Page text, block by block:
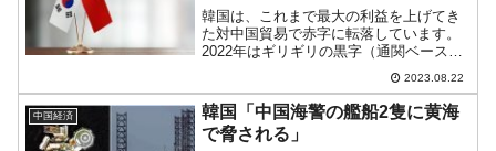
韓国は、これまで最大の利益を上げてき
た対中国貿易で赤字に転落しています。
2022年はギリギリの黒字（通関ベースの
貿易収支黒字）で回ったのですが、2023
年は赤字に転落。Money1でも何度もご紹
介しているとおり、ここまで回復の兆し
は見えませ...
2023.08.22
中国経済
韓国「中国海警の艦船2隻に黄海
で脅される」